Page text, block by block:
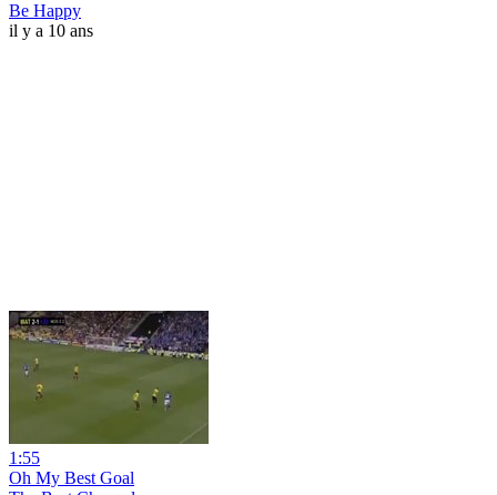
Be Happy
il y a 10 ans
1:55
Oh My Best Goal